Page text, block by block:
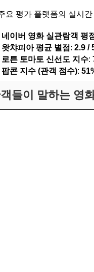
요 평가 플랫폼의 실시
네이버 영화 실관람객 평
왓챠피아 평균 별점 : 2.9 /
로튼 토마토 신선도 지수:
팝콘 지수 (관객 점수):
들이 말하는 영